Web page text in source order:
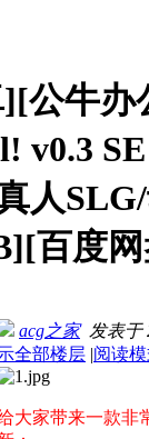
公牛办
v0.3
人
百度
acg之家发表于
全部楼层 |阅读
大家带来一款非